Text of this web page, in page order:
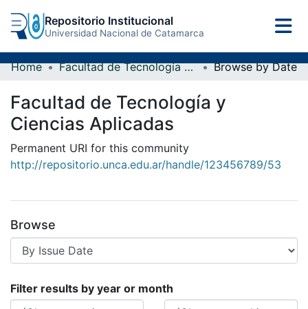
Repositorio Institucional
Universidad Nacional de Catamarca
Home Facultad de Tecnología y Ciencias Aplicadas Browse by Date
Facultad de Tecnología y
Ciencias Aplicadas
Permanent URI for this community
http://repositorio.unca.edu.ar/handle/123456789/53
Browse
Browsing Facultad de Tecnología
Filter results by year or month